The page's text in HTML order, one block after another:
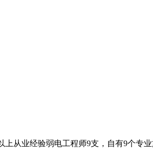
从业经验弱电工程师9支，自有9个专